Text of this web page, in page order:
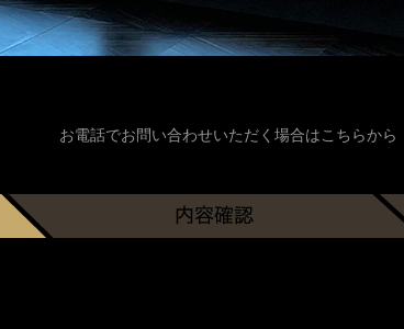
お電話でお問い合わせいただく場合はこちらから